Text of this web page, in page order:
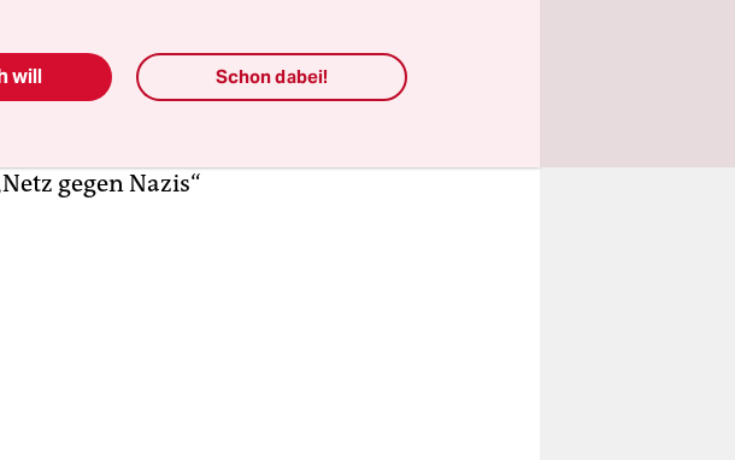
gehalten, 30 Kilometer von
gegen Nazis“
will Schon dabei!